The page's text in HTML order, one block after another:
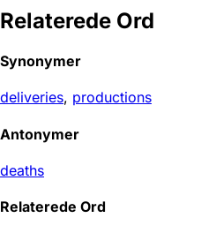
Relaterede Ord
Synonymer
deliveries, productions
Antonymer
deaths
Relaterede Ord